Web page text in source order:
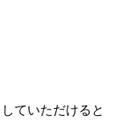
ていただけると